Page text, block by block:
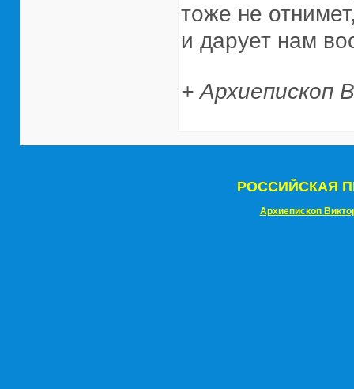
тоже не
и дарует нам
+ Архиепископ
РОССИЙСКАЯ
Архиепископ